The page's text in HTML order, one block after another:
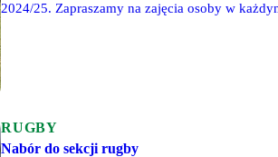
2024/25. Zapraszamy na zajęcia osoby w
RUGBY
Nabór do sekcji rugby